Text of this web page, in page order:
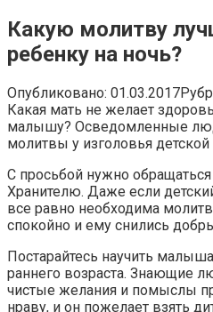
Какую молитву
ребенку на ночь?
Опубликовано: 01.03.2017
Какая мать не желает
малышу? Осведомленные
молитвы у изголовья
С просьбой нужно
Хранителю. Даже если
все равно необходима
спокойно и ему снились
Постарайтесь научить
раннего возраста. Знающие
чистые желания и помыслы
нраву, и он пожелает взять